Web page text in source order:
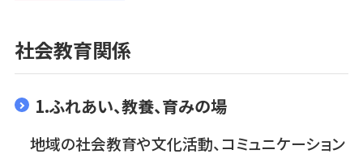
社会教育関係
1.ふれあい、教養、育みの場
地域の社会教育や文化活動、コミュニケーション